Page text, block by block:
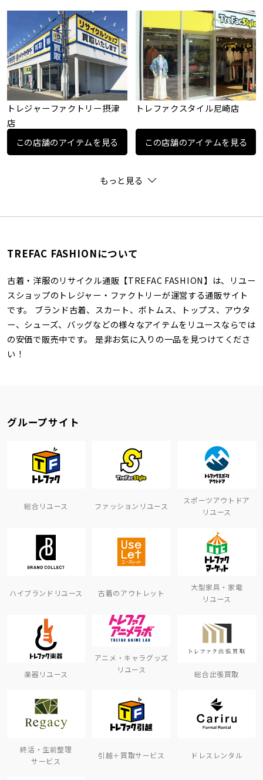
トレジャーファクトリー摂津
店
この店舗のアイテムを見る
トレファクスタイル尼崎店
この店舗のアイテムを見る
もっと見る
TREFAC FASHIONについて
古着・洋服のリサイクル通販【TREFAC FASHION】は、リユー
スショップのトレジャー・ファクトリーが運営する通販サイト
です。 ブランド古着、スカート、ボトムス、トップス、アウタ
ー、シューズ、バッグなどの様々なアイテムをリユースならでは
の安価で販売中です。 是非お気に入りの一品を見つけてくださ
い！
グループサイト
総合リユース ファッションリユース
スポーツアウトドア
リユース
ハイブランドリユース 古着のアウトレット
大型家具・家電
リユース
楽器リユース
アニメ・キャラグッズ
リユース
総合出張買取
終活・生前整理
サービス
引越＋買取サービス ドレスレンタル